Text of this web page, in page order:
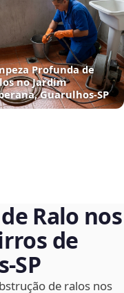
Profunda de
no Jardim
Guarulhos‑SP
Ralo nos
de
de ralos nos